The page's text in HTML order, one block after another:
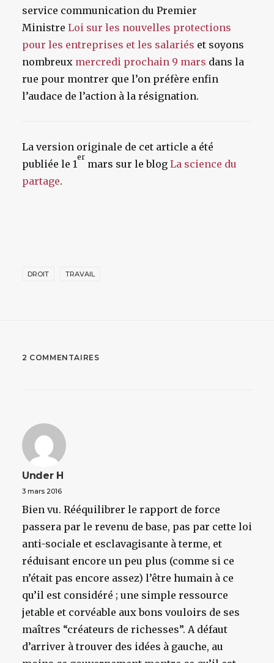
service communication du Premier
Ministre Loi sur les nouvelles protections
pour les entreprises et les salariés et soyons
nombreux mercredi prochain 9 mars dans la
rue pour montrer que l’on préfère enfin
l’audace de l’action à la résignation.
La version originale de cet article a été
publiée le 1
er
mars sur le blog La science du
partage.
DROIT TRAVAIL
2 COMMENTAIRES
Under H
3 mars 2016
Bien vu. Rééquilibrer le rapport de force
passera par le revenu de base, pas par cette loi
anti-sociale et esclavagisante à terme, et
réduisant encore un peu plus (comme si ce
n’était pas encore assez) l’être humain à ce
qu’il est considéré ; une simple ressource
jetable et corvéable aux bons vouloirs de ses
maîtres “créateurs de richesses”. A défaut
d’arriver à trouver des idées à gauche, au